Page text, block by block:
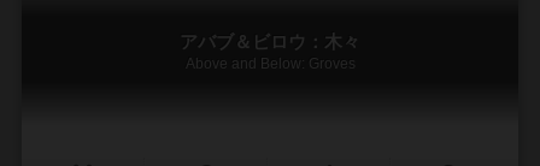
アバブ＆ビロウ：木々
Above and Below: Groves